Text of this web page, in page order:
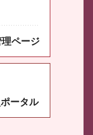
理ページ
ータル